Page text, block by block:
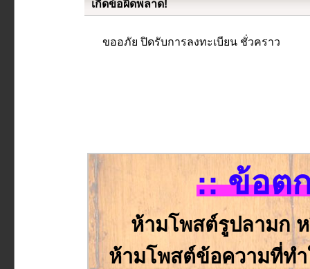
เกิดข้อผิดพลาด!
ขออภัย ปิดรับการลงทะเบียน ชั่วคราว
:: ข้อต
ห้ามโพสต์รูปลามก
ห้ามโพสต์ข้อความที่ทำ